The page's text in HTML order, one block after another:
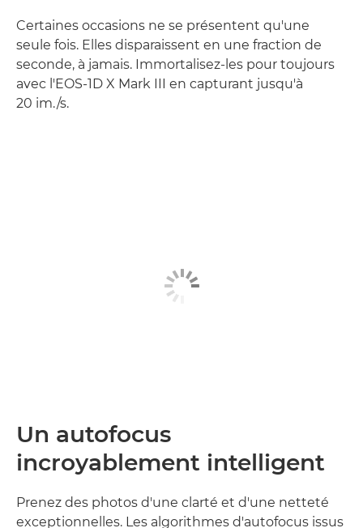
Certaines occasions ne se présentent qu'une
seule fois. Elles disparaissent en une fraction de
seconde, à jamais. Immortalisez-les pour toujours
avec l'EOS-1D X Mark III en capturant jusqu'à
20 im./s.
Un autofocus
incroyablement intelligent
Prenez des photos d'une clarté et d'une netteté
exceptionnelles. Les algorithmes d'autofocus issus